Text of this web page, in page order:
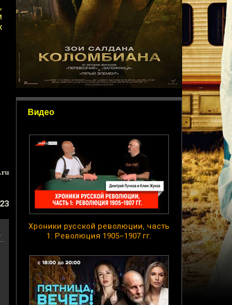
Видео
Хроники русской революции, часть
1: Революция 1905–1907 гг.